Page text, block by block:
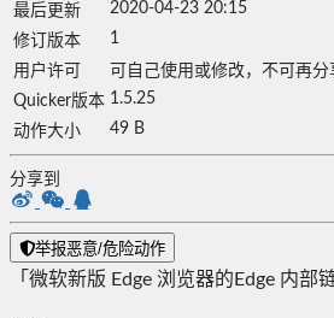
最后更新
2020-04-23 20:15
修订版本
1
用户许可
可自己使用或修改，不可再分
Quicker版本 1.5.25
动作大小
49 B
分享到
举报恶意/危险动作
「微软新版 Edge 浏览器的Edge 内部